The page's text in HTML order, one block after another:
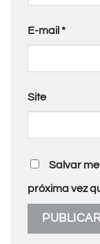
E-mail *
Site
Salvar
próxima vez